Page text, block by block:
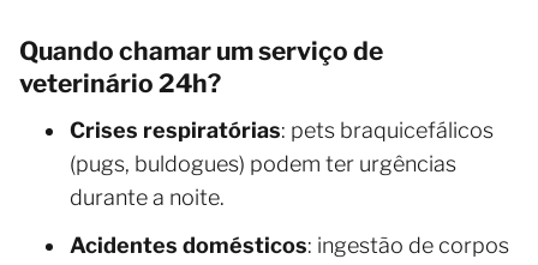
Quando chamar um serviço de
veterinário 24h?
Crises respiratórias: pets braquicefálicos
(pugs, buldogues) podem ter urgências
durante a noite.
Acidentes domésticos: ingestão de corpos